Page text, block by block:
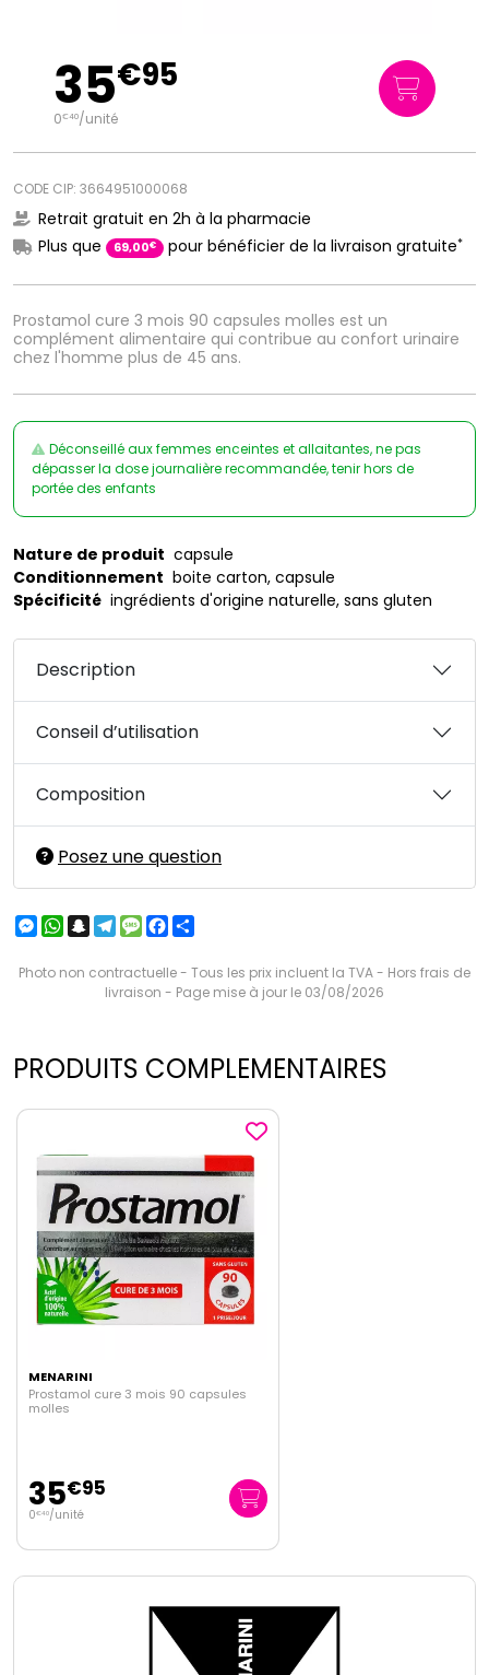
Prostamol cure 3 mois 90 capsules molles est un
complément alimentaire qui contribue au confort urinaire
chez l'homme plus de 45 ans.
35€95
0€40/unité
CODE CIP: 3664951000068
Retrait gratuit en 2h à la pharmacie
Plus que
69,00€ pour bénéficier de la livraison gratuite*
Déconseillé aux femmes enceintes et allaitantes, ne pas
dépasser la dose journalière recommandée, tenir hors de
portée des enfants
Nature de produit capsule
Conditionnement boite carton, capsule
Spécificité ingrédients d'origine naturelle, sans gluten
Description
Conseil d’utilisation
Composition
Posez une question
Messenger
WhatsApp
Snapchat
Telegram
MessageFacebook
Photo non contractuelle - Tous les prix incluent la TVA - Hors frais de
livraison - Page mise à jour le 03/08/2026
PRODUITS COMPLEMENTAIRES
MENARINI
Prostamol cure 3 mois 90 capsules
molles
35€95
0€40/unité